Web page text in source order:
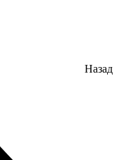
Назад